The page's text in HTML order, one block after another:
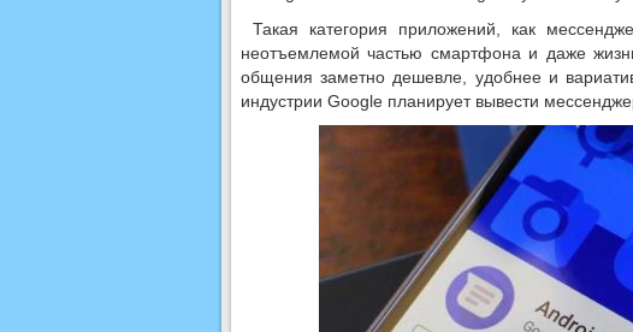
Такая категория приложений, как
неотъемлемой частью смартфона и даже
общения заметно дешевле, удобнее и
индустрии Google планирует вывести